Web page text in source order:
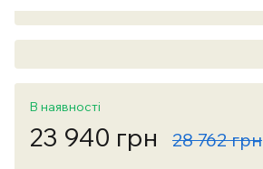
В наявності
23 940 грн 28 762 грн